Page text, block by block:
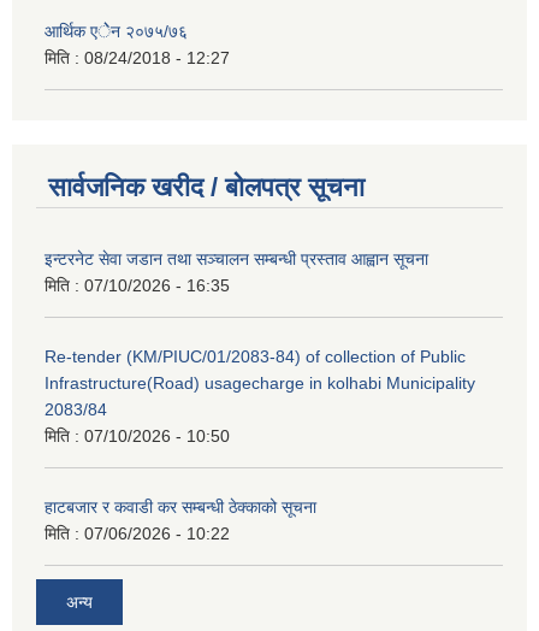
आर्थिक एेेन २०७५/७६
मिति : 08/24/2018 - 12:27
सार्वजनिक खरीद / बोलपत्र सूचना
इन्टरनेट सेवा जडान तथा सञ्चालन सम्बन्धी प्रस्ताव आह्वान सूचना
मिति : 07/10/2026 - 16:35
Re-tender (KM/PIUC/01/2083-84) of collection of Public
Infrastructure(Road) usagecharge in kolhabi Municipality
2083/84
मिति : 07/10/2026 - 10:50
हाटबजार र कवाडी कर सम्बन्धी ठेक्काको सूचना
मिति : 07/06/2026 - 10:22
अन्य